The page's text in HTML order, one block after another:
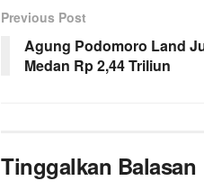
Previous Post
Agung Podomoro Land
Medan Rp 2,44 Triliun
Tinggalkan Balasan